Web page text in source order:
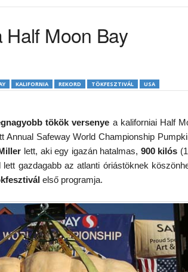
Half Moon Bay
KALIFORNIA REKORD TÖKFESZTIVÁL USA
tökök versenye a kaliforniai Half
Annual Safeway World Championship
lett, aki egy igazán hatalmas, 900 kilós
lett gazdagabb az atlanti óriástöknek
első programja.